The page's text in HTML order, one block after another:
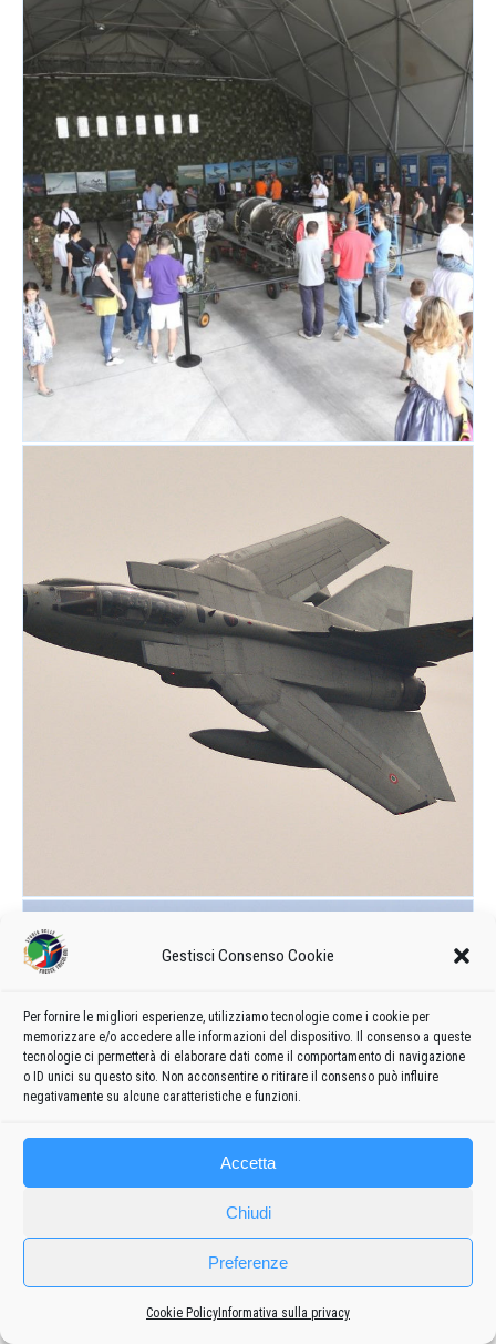
Gestisci Consenso Cookie
Per fornire le migliori esperienze, utilizziamo tecnologie come i cookie per
memorizzare e/o accedere alle informazioni del dispositivo. Il consenso a queste
tecnologie ci permetterà di elaborare dati come il comportamento di navigazione
o ID unici su questo sito. Non acconsentire o ritirare il consenso può influire
negativamente su alcune caratteristiche e funzioni.
Accetta
Chiudi
Preferenze
Cookie Policy Informativa sulla privacy